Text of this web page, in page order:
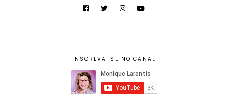
INSCREVA-SE NO CANAL